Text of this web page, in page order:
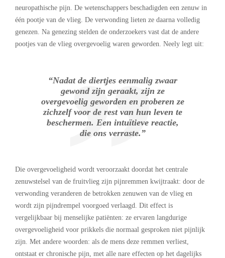
neuropathische pijn. De wetenschappers beschadigden een zenuw in
één pootje van de vlieg. De verwonding lieten ze daarna volledig
genezen. Na genezing stelden de onderzoekers vast dat de andere
pootjes van de vlieg overgevoelig waren geworden. Neely legt uit:
“Nadat de diertjes eenmalig zwaar
gewond zijn geraakt, zijn ze
overgevoelig geworden en proberen ze
zichzelf voor de rest van hun leven te
beschermen. Een intuïtieve reactie,
die ons verraste.”
Die overgevoeligheid wordt veroorzaakt doordat het centrale
zenuwstelsel van de fruitvlieg zijn pijnremmen kwijtraakt: door de
verwonding veranderen de betrokken zenuwen van de vlieg en
wordt zijn pijndrempel voorgoed verlaagd. Dit effect is
vergelijkbaar bij menselijke patiënten: ze ervaren langdurige
overgevoeligheid voor prikkels die normaal gesproken niet pijnlijk
zijn. Met andere woorden: als de mens deze remmen verliest,
ontstaat er chronische pijn, met alle nare effecten op het dagelijks